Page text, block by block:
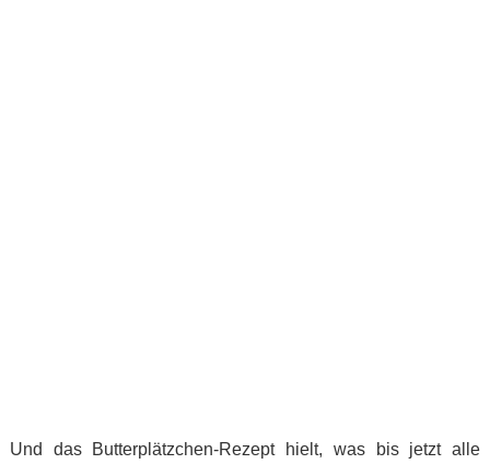
Und das Butterplätzchen-Rezept hielt, was bis jetzt alle